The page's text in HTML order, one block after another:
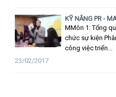
KỸ NĂNG PR -
MMôn 1: Tổng
chức sự kiện
công việc triển...
23/02/2017